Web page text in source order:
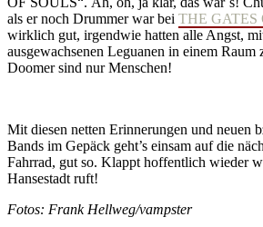
als er noch Drummer war bei THE GATES
wirklich gut, irgendwie hatten alle Angst,
ausgewachsenen Leguanen in einem Raum
Doomer sind nur Menschen!
Mit diesen netten Erinnerungen und neuen
Bands im Gepäck geht’s einsam auf die
Fahrrad, gut so. Klappt hoffentlich wieder
Hansestadt ruft!
Fotos: Frank Hellweg/vampster